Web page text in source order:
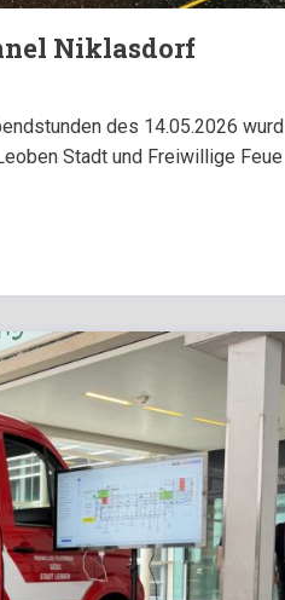
Niklasdorf
des 14.05.2026 wurd
Stadt und Freiwillige Feue